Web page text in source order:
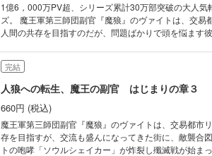
1億6，000万PV超、シリーズ累計30万部突破の大人
ズ。 魔王軍第三師団副官『魔狼』のヴァイトは、交易都市リューンハイトとの同盟を結ぶことに成功する。 魔族と
人間の共存を目指すのだが、問題ばかりで頭を悩ます
間ランキング第2位!!(2016年7月時点) 原作者、漂月氏による書き下ろし
式会社ヒナプロジェクトの登録商標です。
完結
人狼への転生、魔王の副官 はじまりの章３
660円 (税込)
魔王軍第三師団副官『魔狼』のヴァイトは、交易都市
存を目指すが、交流も盛んになってきた街に、敵襲合
トの咆哮「ソウルシェイカー」が炸裂し殲滅戦が始まった――。 シリーズ累計 45万部突破! 「小